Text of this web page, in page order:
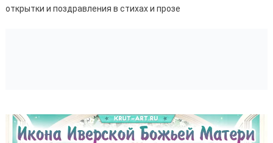
открытки и поздравления в стихах и прозе